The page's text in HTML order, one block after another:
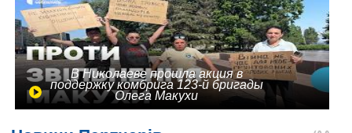
В Николаеве прошла акция в
поддержку комбрига 123-й бригады
Олега Макухи